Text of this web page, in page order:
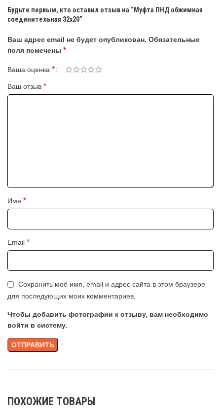
Будьте первым, кто оставил отзыв на “Муфта ПНД обжимная
соединительная 32х20”
Ваш адрес email не будет опубликован. Обязательные
поля помечены *
Ваша оценка *
Ваш отзыв *
Имя *
Email *
Сохранить моё имя, email и адрес сайта в этом браузере
для последующих моих комментариев.
Чтобы добавить фотографии к отзыву, вам необходимо
войти в систему.
ПОХОЖИЕ ТОВАРЫ